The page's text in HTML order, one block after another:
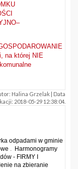
na której NIE
Halina Grzelak | Data
2018-05-29 12:38:04.
odpadami w gminie
. Harmonogramy
- FIRMY I
na zbieranie